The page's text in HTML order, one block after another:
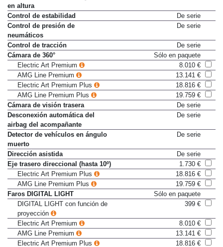
Cinturones delanteros regulables
en altura
Control de estabilidad
De serie
Control de presión de
neumáticos
Control de tracción
De serie
Cámara de 360°
Sólo en paquete
Electric Art Premium
8.010 €
AMG Line Premium
13.141 €
Electric Art Premium Plus
18.816 €
AMG Line Premium Plus
19.759 €
Cámara de visión trasera
De serie
Desconexión automática del
airbag del acompañante
Detector de vehículos en ángulo
muerto
Dirección asistida
De serie
Eje trasero direccional (hasta 10º)
1.730 €
Electric Art Premium Plus
18.816 €
AMG Line Premium Plus
19.759 €
Faros DIGITAL LIGHT
Sólo en paquete
DIGITAL LIGHT con función de
proyección
Electric Art Premium
8.010 €
AMG Line Premium
13.141 €